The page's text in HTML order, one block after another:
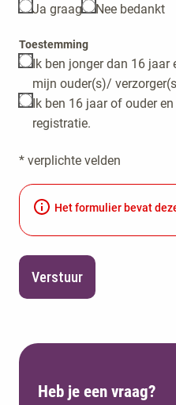
Ja graag Nee bedankt
Toestemming
Ik ben jonger dan 16 jaar
mijn ouder(s)/
Ik ben 16 jaar of ouder
registratie.
* verplichte velden
Het formulier bevat
Verstuur
Heb je een vraag?